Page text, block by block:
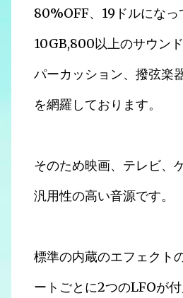
80%OFF、19ドルになっ
10GB,800以上のサウン
パーカッション、撥弦楽
を網羅しております。
そのため映画、テレビ、
汎用性の高い音源です。
標準の内蔵のエフェクト
ートごとに2つのLFOが